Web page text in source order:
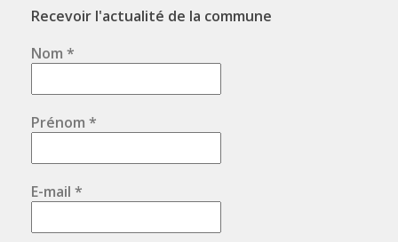
Recevoir l'actualité de la commune
Nom *
Prénom *
E-mail *